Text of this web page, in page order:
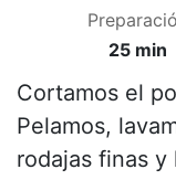
25 min
Cortamos el
Pelamos,
rodajas finas y